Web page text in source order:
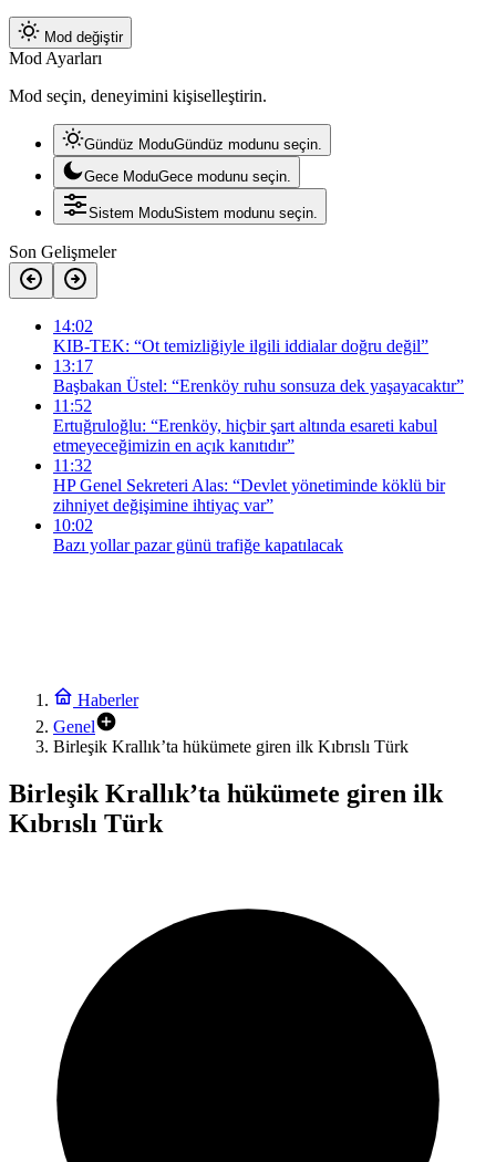
Mod değiştir
Mod Ayarları
Mod seçin, deneyimini kişiselleştirin.
Gündüz ModuGündüz modunu seçin.
Gece ModuGece modunu seçin.
Sistem ModuSistem modunu seçin.
Son Gelişmeler
14:02
KIB-TEK: “Ot temizliğiyle ilgili iddialar doğru değil”
13:17
Başbakan Üstel: “Erenköy ruhu sonsuza dek yaşayacaktır”
11:52
Ertuğruloğlu: “Erenköy, hiçbir şart altında esareti kabul
etmeyeceğimizin en açık kanıtıdır”
11:32
HP Genel Sekreteri Alas: “Devlet yönetiminde köklü bir
zihniyet değişimine ihtiyaç var”
10:02
Bazı yollar pazar günü trafiğe kapatılacak
Haberler
Genel
Birleşik Krallık’ta hükümete giren ilk Kıbrıslı Türk
Birleşik Krallık’ta hükümete giren ilk
Kıbrıslı Türk